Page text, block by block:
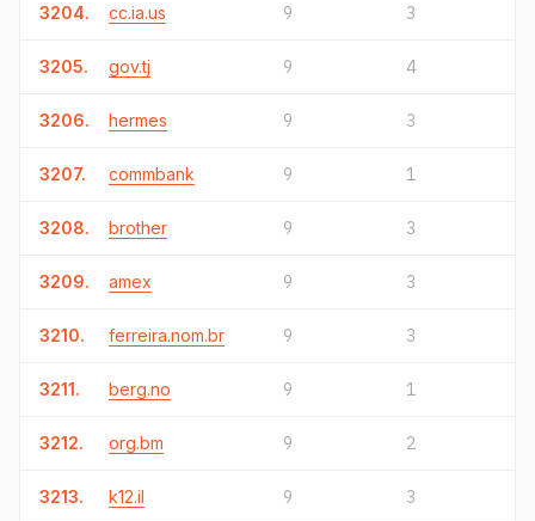
3204. cc.ia.us 9 3
3205. gov.tj 9 4
3206. hermes 9 3
3207. commbank 9 1
3208. brother 9 3
3209. amex 9 3
3210. ferreira.nom.br 9 3
3211. berg.no 9 1
3212. org.bm 9 2
3213. k12.il 9 3